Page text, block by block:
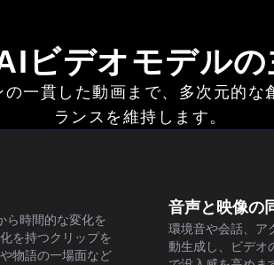
ビデオモデルの
一貫した動画まで、多次元的
ランスを維持します。
ら時間的な変化を
を持つクリップを
物語の一場面など
音声と映像の
環境音や会話、ア
動生成し、ビデオ